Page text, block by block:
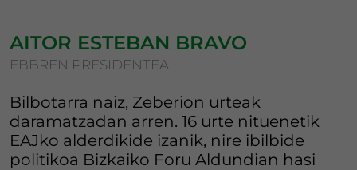
AITOR ESTEBAN BRAVO
EBBREN PRESIDENTEA
Bilbotarra naiz, Zeberion urteak
daramatzadan arren. 16 urte nituenetik
EAJko alderdikide izanik, nire ibilbide
politikoa Bizkaiko Foru Aldundian hasi